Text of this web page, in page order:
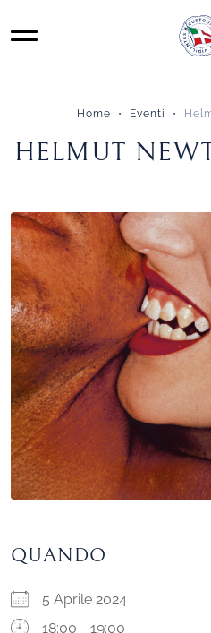
to
MAIN
HELMUT
NEWTON.
Home Eventi
HELMUT
QUANDO
5 Aprile 2024
18:00 - 19:00